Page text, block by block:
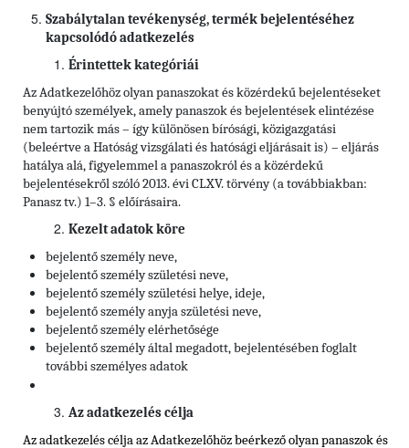
Szabálytalan tevékenység, termék bejelentéséhez
kapcsolódó adatkezelés
Érintettek kategóriái
Az Adatkezelőhöz olyan panaszokat és közérdekű bejelentéseket
benyújtó személyek, amely panaszok és bejelentések elintézése
nem tartozik más – így különösen bírósági, közigazgatási
(beleértve a Hatóság vizsgálati és hatósági eljárásait is) – eljárás
hatálya alá, figyelemmel a panaszokról és a közérdekű
bejelentésekről szóló 2013. évi CLXV. törvény (a továbbiakban:
Panasz tv.) 1–3. § előírásaira.
Kezelt adatok köre
bejelentő személy neve,
bejelentő személy születési neve,
bejelentő személy születési helye, ideje,
bejelentő személy anyja születési neve,
bejelentő személy elérhetősége
bejelentő személy által megadott, bejelentésében foglalt
további személyes adatok
Az adatkezelés célja
Az adatkezelés célja az Adatkezelőhöz beérkező olyan panaszok és